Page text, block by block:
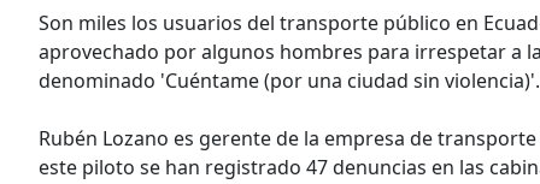
Son miles los usuarios del transporte público en
aprovechado por algunos hombres para irrespetar a
denominado 'Cuéntame (por una ciudad sin violencia)'.
Rubén Lozano es gerente de la empresa de
este piloto se han registrado 47 denuncias en las